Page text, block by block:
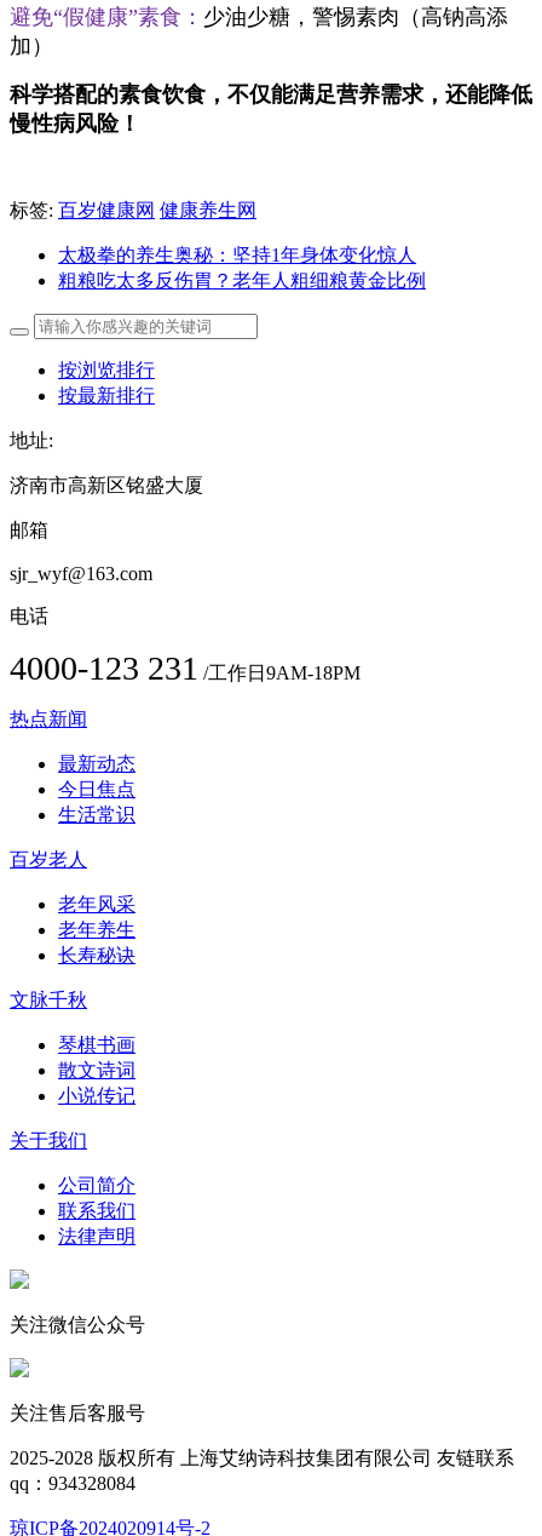
避免“假健康”素食： 少油少糖，警惕素肉（高钠高添
加）
科学搭配的素食饮食，不仅能满足营养需求，还能降低
慢性病风险！
标签: 百岁健康网 健康养生网
太极拳的养生奥秘：坚持1年身体变化惊人
粗粮吃太多反伤胃？老年人粗细粮黄金比例
按浏览排行
按最新排行
地址:
济南市高新区铭盛大厦
邮箱
sjr_wyf@163.com
电话
4000-123 231 /工作日9AM-18PM
热点新闻
最新动态
今日焦点
生活常识
百岁老人
老年风采
老年养生
长寿秘诀
文脉千秋
琴棋书画
散文诗词
小说传记
关于我们
公司简介
联系我们
法律声明
关注微信公众号
关注售后客服号
2025-2028 版权所有 上海艾纳诗科技集团有限公司 友链联系
qq：934328084
琼ICP备2024020914号-2